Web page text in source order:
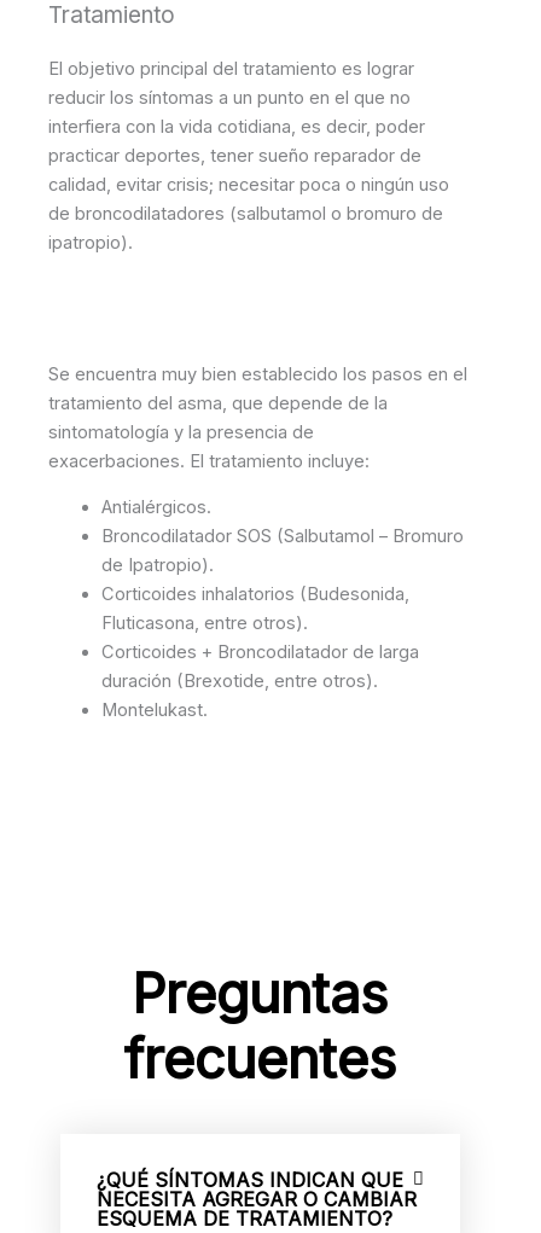
Tratamiento
El objetivo principal del tratamiento es lograr
reducir los síntomas a un punto en el que no
interfiera con la vida cotidiana, es decir, poder
practicar deportes, tener sueño reparador de
calidad, evitar crisis; necesitar poca o ningún uso
de broncodilatadores (salbutamol o bromuro de
ipatropio).
Se encuentra muy bien establecido los pasos en el
tratamiento del asma, que depende de la
sintomatología y la presencia de
exacerbaciones. El tratamiento incluye:
Antialérgicos.
Broncodilatador SOS (Salbutamol – Bromuro
de Ipatropio).
Corticoides inhalatorios (Budesonida,
Fluticasona, entre otros).
Corticoides + Broncodilatador de larga
duración (Brexotide, entre otros).
Montelukast.
Preguntas
frecuentes
¿QUÉ SÍNTOMAS INDICAN QUE
NECESITA AGREGAR O CAMBIAR
ESQUEMA DE TRATAMIENTO?